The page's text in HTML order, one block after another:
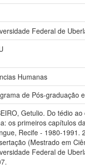
Federal de
Humanas
de Pós-graduação
Getulio. Do tédio
os primeiros capítulos
Recife - 1980-1991.
(Mestrado em
Federal de